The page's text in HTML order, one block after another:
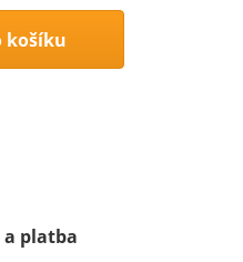
košíku
a platba